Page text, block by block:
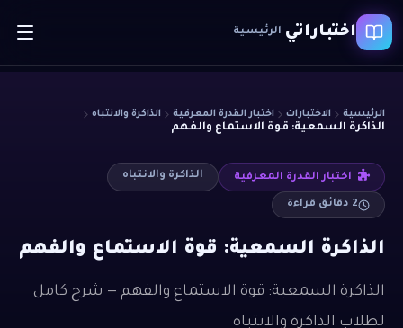
اختباراتي الرئيسية
الرئيسية الاختبارات اختبار القدرة المعرفية الذاكرة والانتباه
الذاكرة السمعية: قوة الاستماع والفهم
اختبار القدرة المعرفية الذاكرة والانتباه
2 دقائق قراءة
الذاكرة السمعية: قوة الاستماع والفهم
الذاكرة السمعية: قوة الاستماع والفهم — شرح كامل
لطلاب الذاكرة والانتباه